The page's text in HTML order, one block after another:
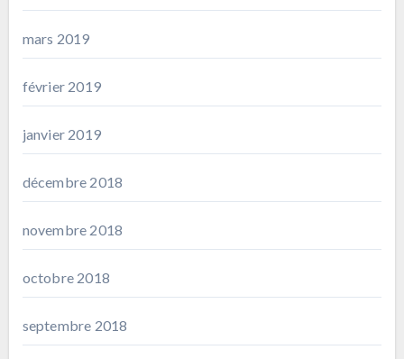
mars 2019
février 2019
janvier 2019
décembre 2018
novembre 2018
octobre 2018
septembre 2018